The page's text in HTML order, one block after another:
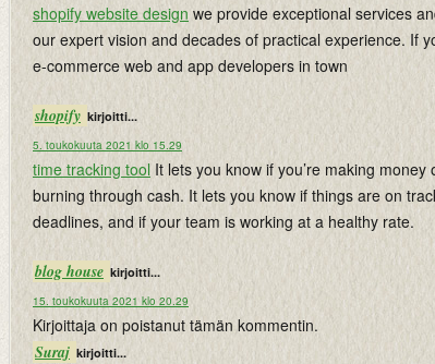
shopify website design we provide exceptional services
our expert vision and decades of practical experience. If
e-commerce web and app developers in town
shopify kirjoitti...
5. toukokuuta 2021 klo 15.29
time tracking tool It lets you know if you’re making money
burning through cash. It lets you know if things are on
deadlines, and if your team is working at a healthy rate.
blog house kirjoitti...
15. toukokuuta 2021 klo 20.29
Kirjoittaja on poistanut tämän kommentin.
Suraj kirjoitti...